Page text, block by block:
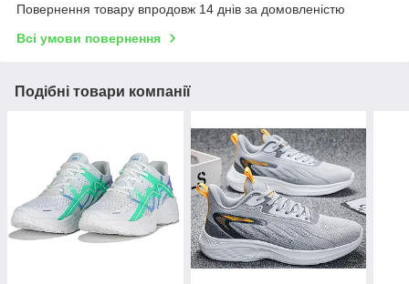
Повернення товару впродовж 14 днів за домовленістю
Всі умови повернення
Подібні товари компанії